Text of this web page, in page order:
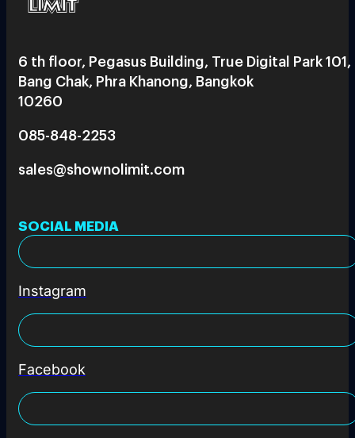
6 th floor, Pegasus Building, True Digital Park 101,
Bang Chak, Phra Khanong, Bangkok
10260
085-848-2253
sales@shownolimit.com
SOCIAL MEDIA
Instagram
Facebook